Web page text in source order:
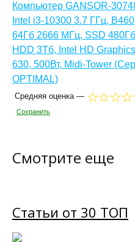
Компьютер GANSOR-
Intel i3-10300 3.7 ГГц,
64Гб 2666 МГц, SSD
HDD 3Тб, Intel HD Graphics
630, 500Вт, Midi-Tower
OPTIMAL)
Средняя оценка —
Сохранить
Смотрите еще
Статьи от 30 ТОП